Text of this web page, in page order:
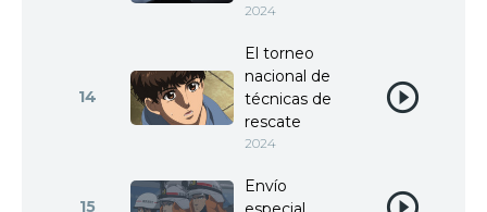
2024
14
El torneo
nacional de
técnicas de
rescate
2024
15
Envío